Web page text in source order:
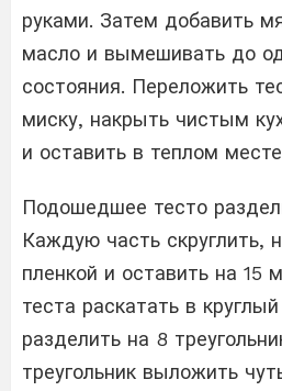
руками. Затем добавить
масло и вымешивать до
состояния. Переложить
миску, накрыть чистым
и оставить в теплом
Подошедшее тесто
Каждую часть скруглить,
пленкой и оставить на 15
теста раскатать в
разделить на 8
треугольник выложить